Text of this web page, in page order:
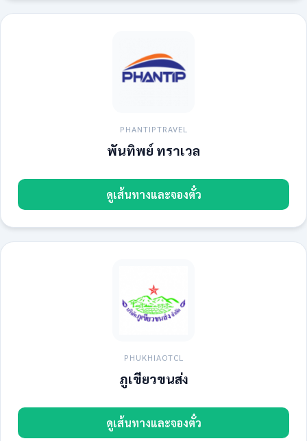
PHANTIPTRAVEL
พันทิพย์ ทราเวล
ดูเส้นทางและจองตั๋ว
PHUKHIAOTCL
ภูเขียวขนส่ง
ดูเส้นทางและจองตั๋ว